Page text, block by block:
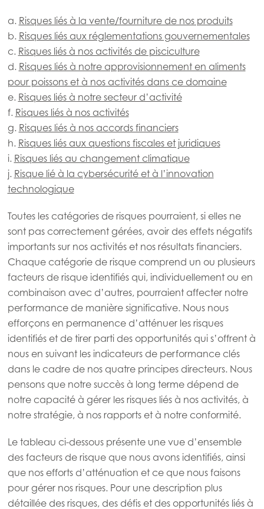
Mowi Global
Asia
Mowi China
Mowi Korea
Mowi Taiwan
Europe
Mowi Belgium (FR)
Mowi Czechia (CZ)
Mowi Czechia (EN)
Mowi Faroe Islands
a. Risques liés à la vente/fourniture de nos produits
b. Risques liés aux réglementations gouvernementales
c. Risques liés à nos activités de pisciculture
d. Risques liés à notre approvisionnement en aliments
pour poissons et à nos activités dans ce domaine
e. Risques liés à notre secteur d’activité
f. Risques liés à nos activités
g. Risques liés à nos accords financiers
h. Risques liés aux questions fiscales et juridiques
i. Risques liés au changement climatique
j. Risque lié à la cybersécurité et à l’innovation
technologique
Toutes les catégories de risques pourraient, si elles ne
sont pas correctement gérées, avoir des effets négatifs
importants sur nos activités et nos résultats financiers.
Chaque catégorie de risque comprend un ou plusieurs
facteurs de risque identifiés qui, individuellement ou en
combinaison avec d’autres, pourraient affecter notre
performance de manière significative. Nous nous
efforçons en permanence d’atténuer les risques
identifiés et de tirer parti des opportunités qui s’offrent à
nous en suivant les indicateurs de performance clés
dans le cadre de nos quatre principes directeurs. Nous
pensons que notre succès à long terme dépend de
notre capacité à gérer les risques liés à nos activités, à
notre stratégie, à nos rapports et à notre conformité.
Le tableau ci-dessous présente une vue d’ensemble
des facteurs de risque que nous avons identifiés, ainsi
que nos efforts d’atténuation et ce que nous faisons
pour gérer nos risques. Pour une description plus
détaillée des risques, des défis et des opportunités liés à